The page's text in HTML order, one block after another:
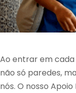
Ao entrar em
não só paredes,
nós. O nosso